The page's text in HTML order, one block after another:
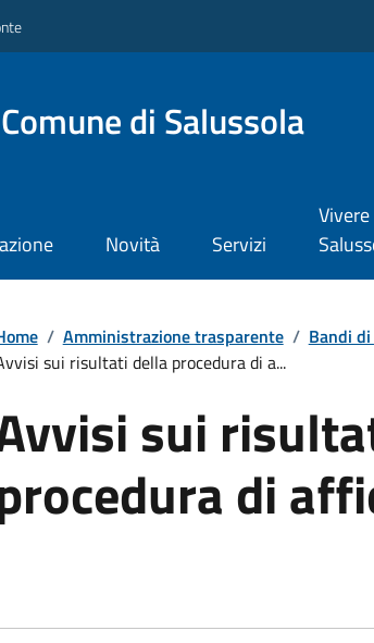
Comune di Salussola
Novità Servizi
Vivere
/ Amministrazione trasparente / Bandi
sui risultati della procedura di a...
sui
di